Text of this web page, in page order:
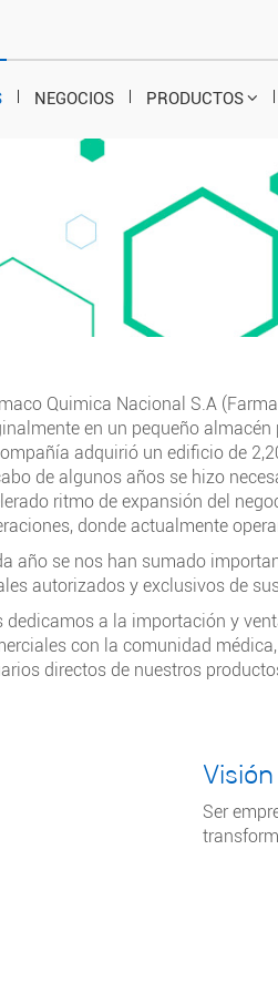
NEGOCIOS PRODUCTOS
Quimica Nacional S.A
en un pequeño
adquirió un edificio de
de algunos años se hizo
ritmo de expansión del
donde actualmente
año se nos han sumado
autorizados y exclusivos de
dedicamos a la importación y
con la comunidad
directos de nuestros
Visión
Ser